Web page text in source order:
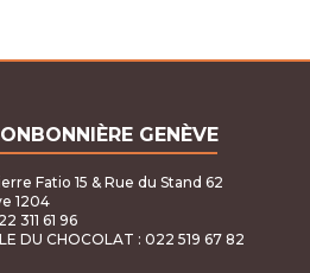
GENÈVE
Fatio 15 & Rue du Stand 62
1204
311 61 96
DU CHOCOLAT : 022 519 67 82